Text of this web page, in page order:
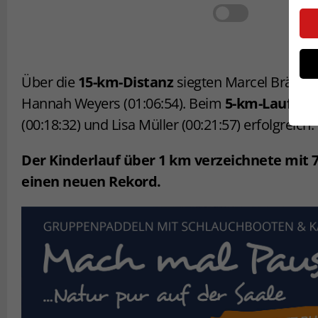
Über die 15-km-Distanz siegten Marcel
Hannah Weyers (01:06:54). Beim 5-km-Lauf
(00:18:32) und Lisa Müller (00:21:57) erfolgreich.
Der Kinderlauf über 1 km verzeichnete mit
einen neuen Rekord.